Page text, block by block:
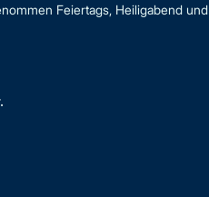
Feiertags, Heiligabend und
.